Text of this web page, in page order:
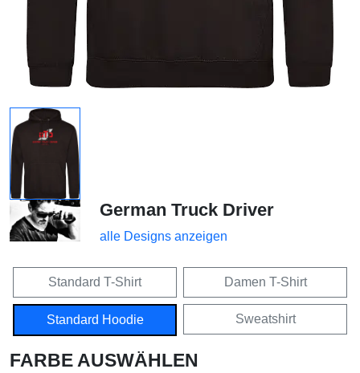
German Truck Driver
alle Designs anzeigen
Standard T-Shirt Damen T-Shirt
Standard Hoodie Sweatshirt
FARBE AUSWÄHLEN